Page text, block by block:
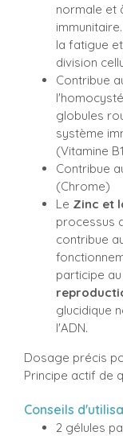
normale et
la fatigue
division
Contribue
globules
système
(Vitamine
Contribue
(Chrome)
Le Zinc et
processus
contribue
participe
glucidique
l'ADN.
Dosage précis
Principe actif de
Conseils
2 gélules